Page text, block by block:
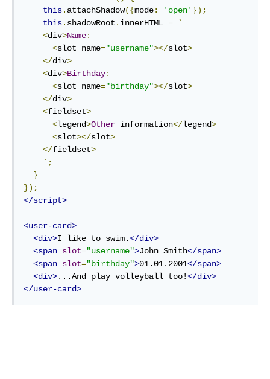
this. attachShadow({mode: 'open' });
this. shadowRoot . innerHTML =
`
<div>Name:
<slot name="username"></slot>
</div>
<div>Birthday:
<slot name="birthday"></slot>
</div>
<fieldset>
<legend>Other information</legend>
<slot></slot>
</fieldset>
`;
}
});
</script>
<user-card>
<div>I like to swim.</div>
<span slot="username">John Smith</span>
<span slot="birthday">01.01.2001</span>
<div>...And play volleyball too!</div>
</user-card>